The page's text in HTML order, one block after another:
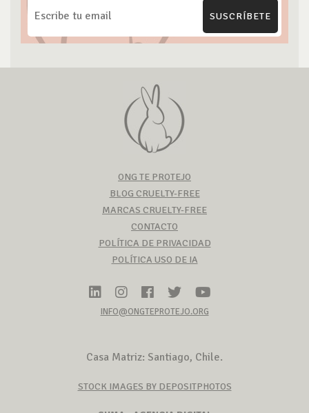
SUSCRÍBETE
ONG TE PROTEJO
BLOG CRUELTY-FREE
MARCAS CRUELTY-FREE
CONTACTO
POLÍTICA DE PRIVACIDAD
POLÍTICA USO DE IA
INFO@ONGTEPROTEJO.ORG
Casa Matriz: Santiago, Chile.
STOCK IMAGES BY DEPOSITPHOTOS